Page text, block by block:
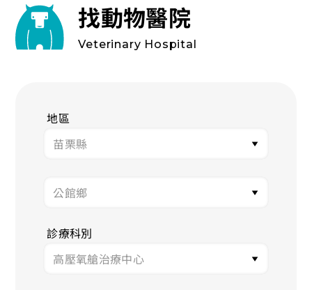
找動物醫院
Veterinary Hospital
地區
診療科別